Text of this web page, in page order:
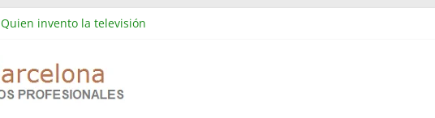
Quien invento la televisión
Vaciamos Masías: vaciado de pisos, locales, naves y propiedades completas
La televisión más cara del mundo